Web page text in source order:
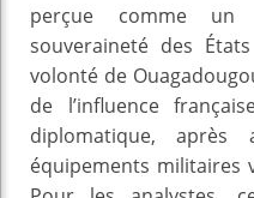
perçue comme
souveraineté des
volonté de
de l’influence
diplomatique,
équipements militaires